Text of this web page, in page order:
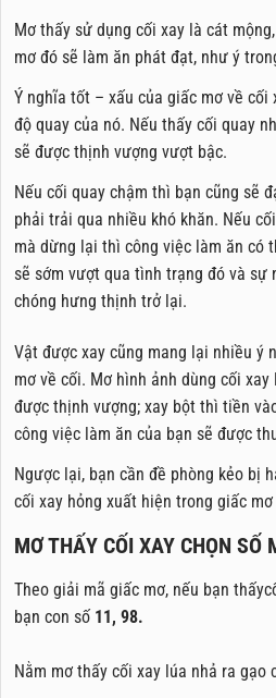
Mơ thấy sử dụng cối xay là cát
mơ đó sẽ làm ăn phát đạt, như ý
Ý nghĩa tốt – xấu của giấc mơ về
độ quay của nó. Nếu thấy cối quay
sẽ được thịnh vượng vượt bậc.
Nếu cối quay chậm thì bạn cũng sẽ
phải trải qua nhiều khó khăn. Nếu
mà dừng lại thì công việc làm ăn có
sẽ sớm vượt qua tình trạng đó và sự
chóng hưng thịnh trở lại.
Vật được xay cũng mang lại nhiều ý
mơ về cối. Mơ hình ảnh dùng cối
được thịnh vượng; xay bột thì tiền
công việc làm ăn của bạn sẽ được
Ngược lại, bạn cần đề phòng kẻo bị
cối xay hỏng xuất hiện trong giấc mơ
MƠ THẤY CỐI XAY CHỌN SỐ
Theo giải mã giấc mơ, nếu bạn
bạn con số 11, 98.
Nằm mơ thấy cối xay lúa nhả ra gạo